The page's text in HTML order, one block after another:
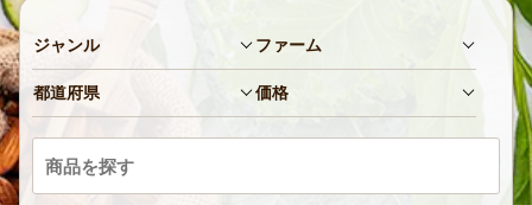
ジャンル ファーム
都道府県 価格